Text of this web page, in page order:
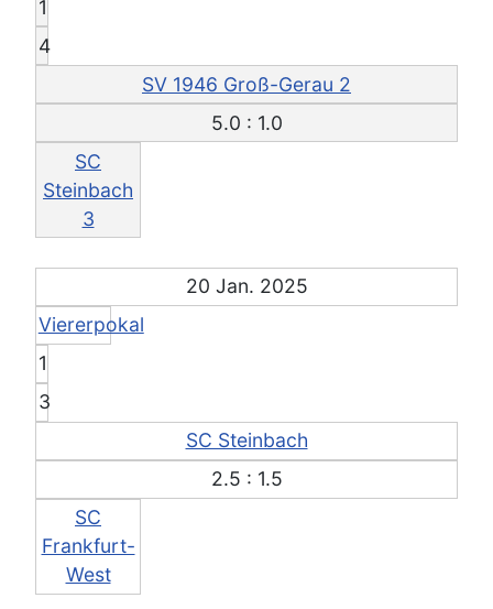
1
4
SV 1946 Groß-Gerau 2
5.0 : 1.0
SC
Steinbach
3
20 Jan. 2025
Viererpokal
1
3
SC Steinbach
2.5 : 1.5
SC
Frankfurt-
West